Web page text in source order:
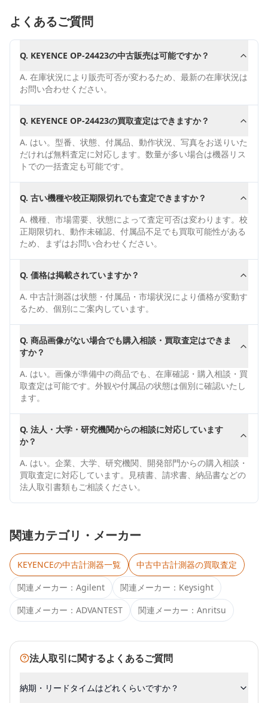
よくあるご質問
Q. KEYENCE OP-24423の中古販売は可能ですか？
A. 在庫状況により販売可否が変わるため、最新の在庫状況は
お問い合わせください。
Q. KEYENCE OP-24423の買取査定はできますか？
A. はい。型番、状態、付属品、動作状況、写真をお送りいた
だければ無料査定に対応します。数量が多い場合は機器リス
トでの一括査定も可能です。
Q. 古い機種や校正期限切れでも査定できますか？
A. 機種、市場需要、状態によって査定可否は変わります。校
正期限切れ、動作未確認、付属品不足でも買取可能性がある
ため、まずはお問い合わせください。
Q. 価格は掲載されていますか？
A. 中古計測器は状態・付属品・市場状況により価格が変動す
るため、個別にご案内しています。
Q. 商品画像がない場合でも購入相談・買取査定はできま
すか？
A. はい。画像が準備中の商品でも、在庫確認・購入相談・買
取査定は可能です。外観や付属品の状態は個別に確認いたし
ます。
Q. 法人・大学・研究機関からの相談に対応しています
か？
A. はい。企業、大学、研究機関、開発部門からの購入相談・
買取査定に対応しています。見積書、請求書、納品書などの
法人取引書類もご相談ください。
関連カテゴリ・メーカー
KEYENCEの中古計測器一覧 中古中古計測器の買取査定
関連メーカー： Agilent 関連メーカー： Keysight
関連メーカー： ADVANTEST 関連メーカー： Anritsu
法人取引に関するよくあるご質問
納期・リードタイムはどれくらいですか？